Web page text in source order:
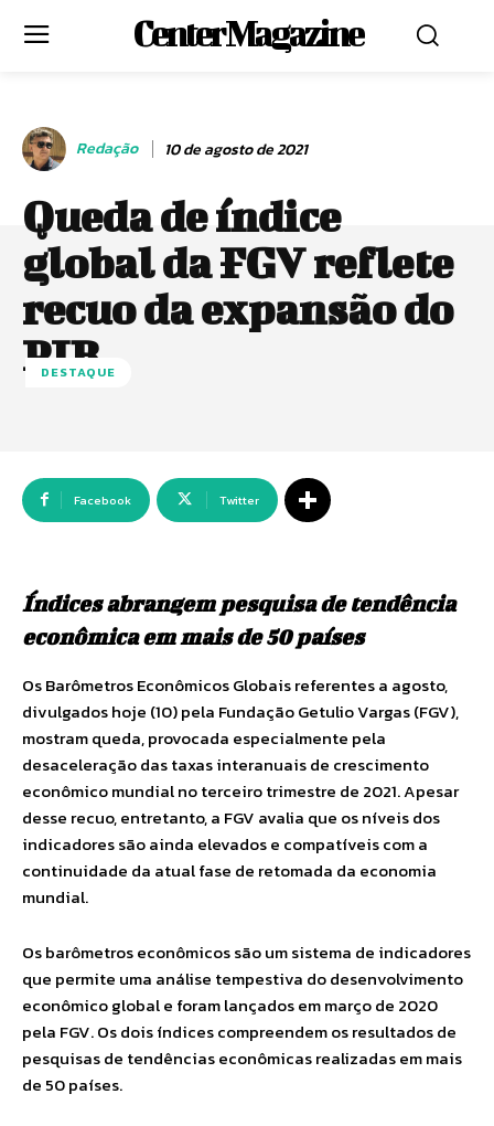
Center Magazine
Redação 10 de agosto de 2021
Queda de índice
global da FGV reflete
recuo da expansão do
PIB
DESTAQUE
Facebook Twitter
Índices abrangem pesquisa de tendência
econômica em mais de 50 países
Os Barômetros Econômicos Globais referentes a agosto,
divulgados hoje (10) pela Fundação Getulio Vargas (FGV),
mostram queda, provocada especialmente pela
desaceleração das taxas interanuais de crescimento
econômico mundial no terceiro trimestre de 2021. Apesar
desse recuo, entretanto, a FGV avalia que os níveis dos
indicadores são ainda elevados e compatíveis com a
continuidade da atual fase de retomada da economia
mundial.
Os barômetros econômicos são um sistema de indicadores
que permite uma análise tempestiva do desenvolvimento
econômico global e foram lançados em março de 2020
pela FGV. Os dois índices compreendem os resultados de
pesquisas de tendências econômicas realizadas em mais
de 50 países.